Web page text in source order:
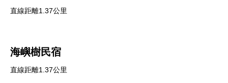
直線距離1.37公里
海嶼樹民宿
直線距離1.37公里